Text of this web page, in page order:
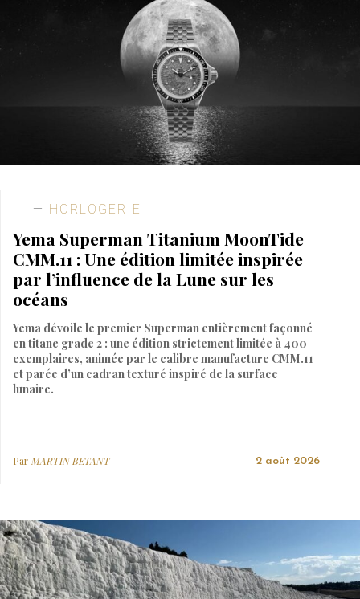
HORLOGERIE
Yema Superman Titanium MoonTide
CMM.11 : Une édition limitée inspirée
par l’influence de la Lune sur les
océans
Yema dévoile le premier Superman entièrement façonné
en titane grade 2 : une édition strictement limitée à 400
exemplaires, animée par le calibre manufacture CMM.11
et parée d’un cadran texturé inspiré de la surface
lunaire.
Par MARTIN BETANT 2 août 2026